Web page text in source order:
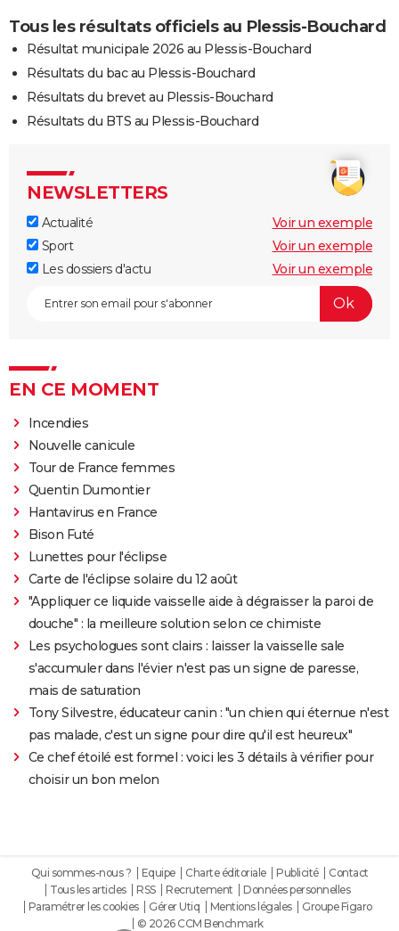
Tous les résultats officiels au Plessis-Bouchard
Résultat municipale 2026 au Plessis-Bouchard
Résultats du bac au Plessis-Bouchard
Résultats du brevet au Plessis-Bouchard
Résultats du BTS au Plessis-Bouchard
NEWSLETTERS
Actualité
Voir un exemple
Sport
Voir un exemple
Les dossiers d'actu
Voir un exemple
EN CE MOMENT
Incendies
Nouvelle canicule
Tour de France femmes
Quentin Dumontier
Hantavirus en France
Bison Futé
Lunettes pour l'éclipse
Carte de l'éclipse solaire du 12 août
"Appliquer ce liquide vaisselle aide à dégraisser la paroi de
douche" : la meilleure solution selon ce chimiste
Les psychologues sont clairs : laisser la vaisselle sale
s'accumuler dans l'évier n'est pas un signe de paresse,
mais de saturation
Tony Silvestre, éducateur canin : "un chien qui éternue n'est
pas malade, c'est un signe pour dire qu'il est heureux"
Ce chef étoilé est formel : voici les 3 détails à vérifier pour
choisir un bon melon
Qui sommes-nous ? Equipe Charte éditoriale Publicité
Contact
Tous les articles
RSS Recrutement
Données personnelles
Paramétrer les cookies
Gérer Utiq Mentions légales
Groupe Figaro
© 2026 CCM Benchmark